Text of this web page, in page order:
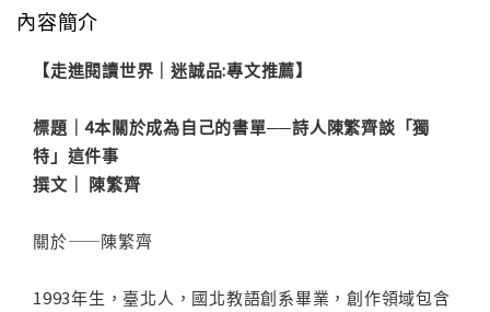
內容簡介
【走進閱讀世界｜迷誠品:專文推薦】
標題｜4本關於成為自己的書單──詩人陳繁齊談「獨
特」這件事
撰文｜ 陳繁齊
關於——陳繁齊
1993年生，臺北人，國北教語創系畢業，創作領域包含